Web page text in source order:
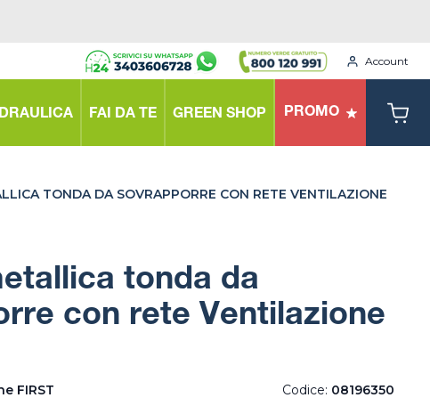
Account
FAI DA TE GREEN SHOP PROMO
TONDA DA SOVRAPPORRE CON RETE VENTILAZIONE
tonda da
con rete Ventilazione
FIRST Codice: 08196350